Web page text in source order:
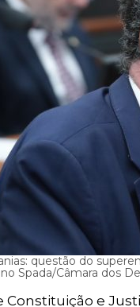
questão do
Spada/Câmara dos
Constituição e